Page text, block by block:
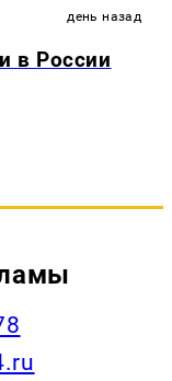
день назад
в России